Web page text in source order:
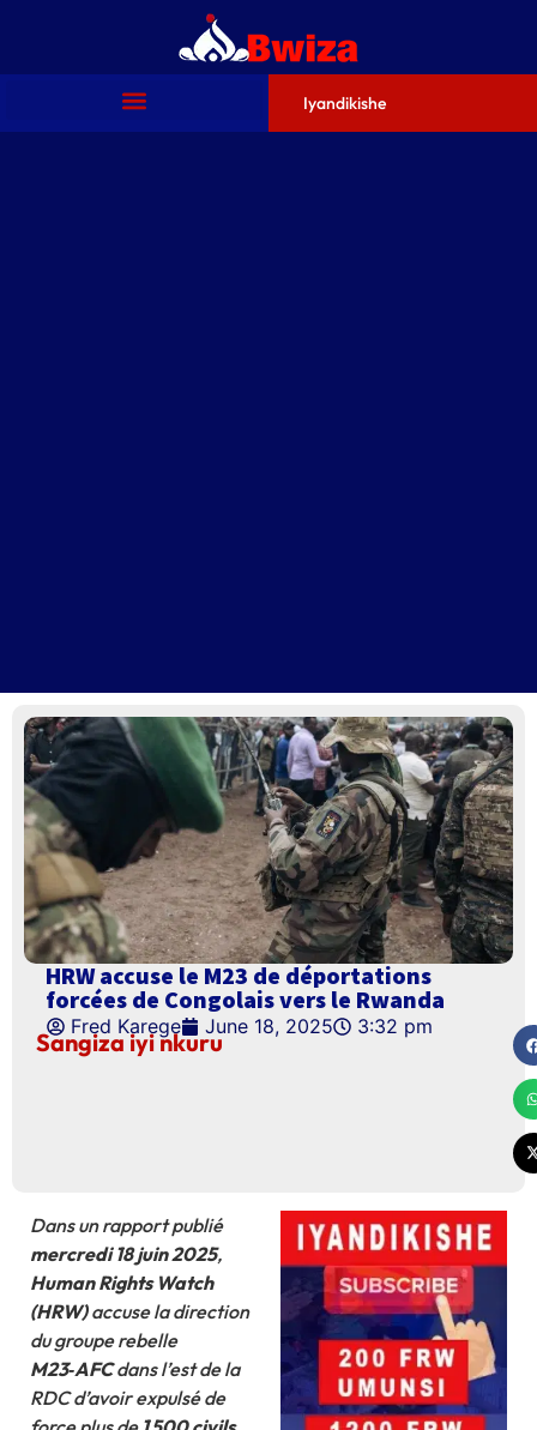
Iyandikishe
HRW accuse le M23 de déportations
forcées de Congolais vers le Rwanda
Fred Karege June 18, 2025 3:32 pm
Sangiza iyi nkuru
Dans un rapport publié
mercredi 18 juin 2025,
Human Rights Watch
(HRW)accuse la direction
du groupe rebelle
M23‑AFCdans l’est de la
RDC d’avoir expulsé de